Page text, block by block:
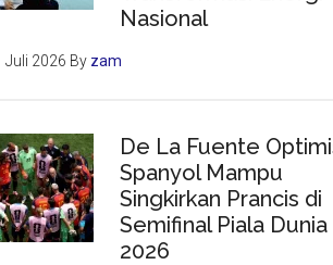
Nasional
Juli 2026 By zam
De La Fuente
Spanyol Mampu
Singkirkan Prancis di
Semifinal Piala Dunia
2026